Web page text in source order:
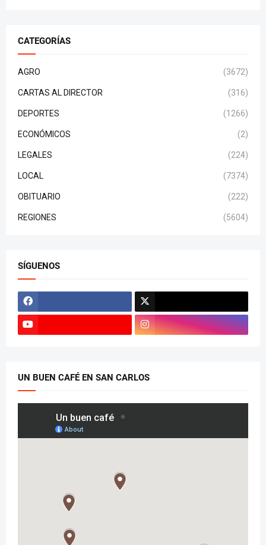
CATEGORÍAS
AGRO (3672)
CARTAS AL DIRECTOR (316)
DEPORTES (1266)
ECONÓMICOS (2)
LEGALES (224)
LOCAL (7374)
OBITUARIO (222)
REGIONES (5604)
SÍGUENOS
UN BUEN CAFÉ EN SAN CARLOS